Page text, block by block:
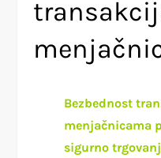
Bezbednost
menjačnicama
sigurno